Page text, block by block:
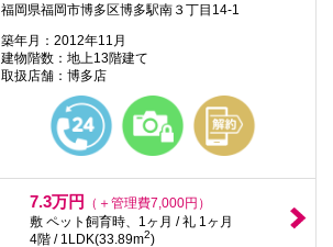
福岡県福岡市博多区博多駅南３丁目14-1
築年月：2012年11月
建物階数：地上13階建て
取扱店舗：博多店
7.3万円
（＋管理費7,000円）
敷 ペット飼育時、1ヶ月 / 礼 1ヶ月
4階 / 1LDK(33.89m2)